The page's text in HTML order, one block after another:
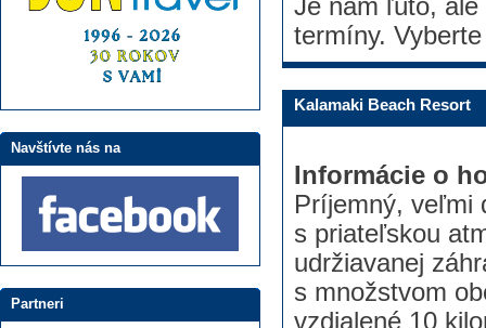
Je nám ľúto, ale
termíny.
Kalamaki Beach Resort
Informácie o
Príjemný, veľmi
s priateľskou
udržiavanej
s množstvom
vzdialené 10
Navštívte nás na
Partneri